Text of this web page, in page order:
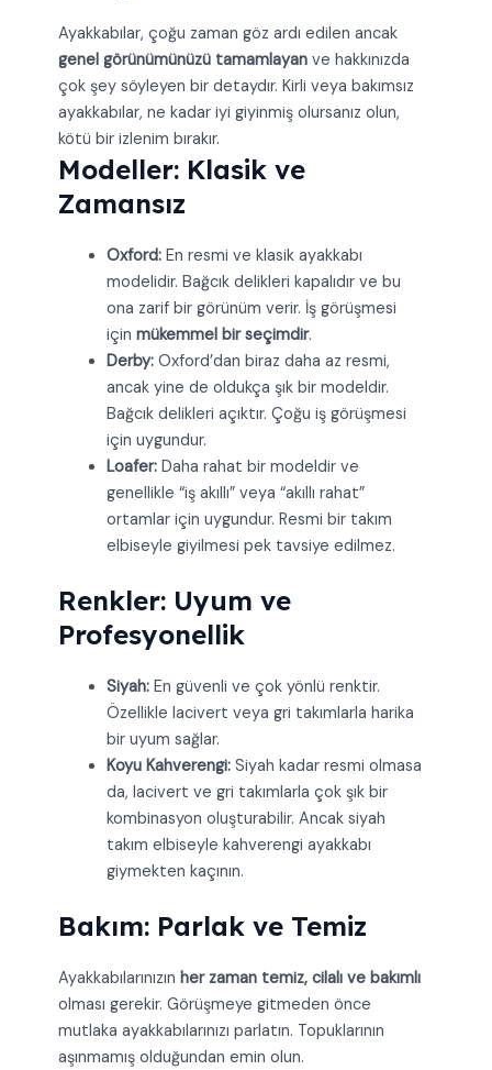
Ayakkabılar, çoğu zaman göz ardı edilen ancak
genel görünümünüzü tamamlayanve hakkınızda
çok şey söyleyen bir detaydır. Kirli veya bakımsız
ayakkabılar, ne kadar iyi giyinmiş olursanız olun,
kötü bir izlenim bırakır.
Modeller: Klasik ve
Zamansız
Oxford:En resmi ve klasik ayakkabı
modelidir. Bağcık delikleri kapalıdır ve bu
ona zarif bir görünüm verir. İş görüşmesi
için mükemmel bir seçimdir.
Derby:Oxford’dan biraz daha az resmi,
ancak yine de oldukça şık bir modeldir.
Bağcık delikleri açıktır. Çoğu iş görüşmesi
için uygundur.
Loafer:Daha rahat bir modeldir ve
genellikle “iş akıllı” veya “akıllı rahat”
ortamlar için uygundur. Resmi bir takım
elbiseyle giyilmesi pek tavsiye edilmez.
Renkler: Uyum ve
Profesyonellik
Siyah:En güvenli ve çok yönlü renktir.
Özellikle lacivert veya gri takımlarla harika
bir uyum sağlar.
Koyu Kahverengi:Siyah kadar resmi olmasa
da, lacivert ve gri takımlarla çok şık bir
kombinasyon oluşturabilir. Ancak siyah
takım elbiseyle kahverengi ayakkabı
giymekten kaçının.
Bakım: Parlak ve Temiz
Ayakkabılarınızın her zaman temiz, cilalı ve bakımlı
olması gerekir. Görüşmeye gitmeden önce
mutlaka ayakkabılarınızı parlatın. Topuklarının
aşınmamış olduğundan emin olun.